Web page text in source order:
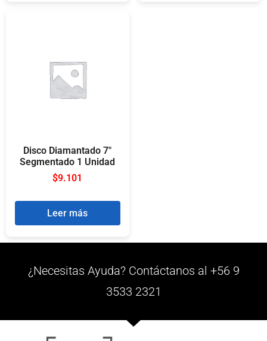
Disco Diamantado 7″
Segmentado 1 Unidad
$9.101
Leer más
¿Necesitas Ayuda? Contáctanos al +56 9
3533 2321